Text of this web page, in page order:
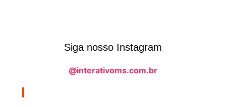
Siga nosso Instagram
@interativoms.com.br